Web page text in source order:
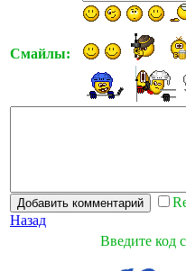
Смайлы:
Назад
Введите код